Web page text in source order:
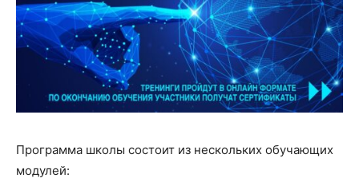
Программа школы состоит из нескольких обучающих
модулей: